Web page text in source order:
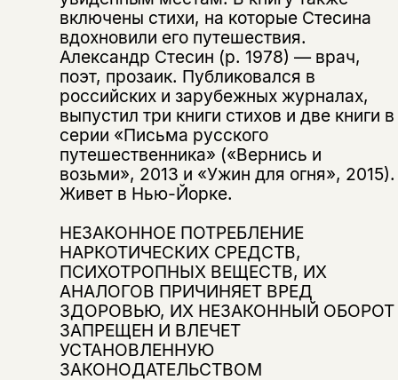
включены стихи, на которые Стесина
вдохновили его путешествия.
Александр Стесин (р. 1978) — врач,
поэт, прозаик. Публиковался в
российских и зарубежных журналах,
выпустил три книги стихов и две книги в
серии «Письма русского
путешественника» («Вернись и
возьми», 2013 и «Ужин для огня», 2015).
Живет в Нью-Йорке.
НЕЗАКОННОЕ ПОТРЕБЛЕНИЕ
НАРКОТИЧЕСКИХ СРЕДСТВ,
ПСИХОТРОПНЫХ ВЕЩЕСТВ, ИХ
АНАЛОГОВ ПРИЧИНЯЕТ ВРЕД
ЗДОРОВЬЮ, ИХ НЕЗАКОННЫЙ ОБОРОТ
ЗАПРЕЩЕН И ВЛЕЧЕТ
УСТАНОВЛЕННУЮ
ЗАКОНОДАТЕЛЬСТВОМ
Подписка на рассылку
Раз в неделю мы отправляем рассылку
Этой книги временно
нет в продаже.
Вы можете подписаться на